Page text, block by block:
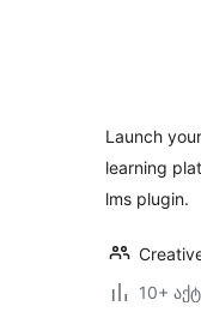
Launch
learning
lms plugin.
10+